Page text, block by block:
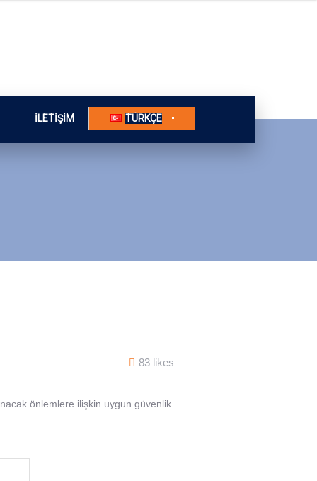
İLETIŞIM TÜRKÇE
83 likes
önlemlere ilişkin uygun güvenlik